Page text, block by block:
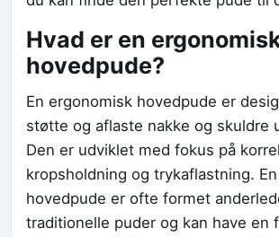
Hvad er en
hovedpude?
En ergonomisk hovedpude er
støtte og aflaste nakke og skuldre
Den er udviklet med fokus på
kropsholdning og trykaflastning.
hovedpude er ofte formet
traditionelle puder og kan have en